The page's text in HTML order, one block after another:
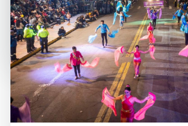
acto que contó ...
Leer más